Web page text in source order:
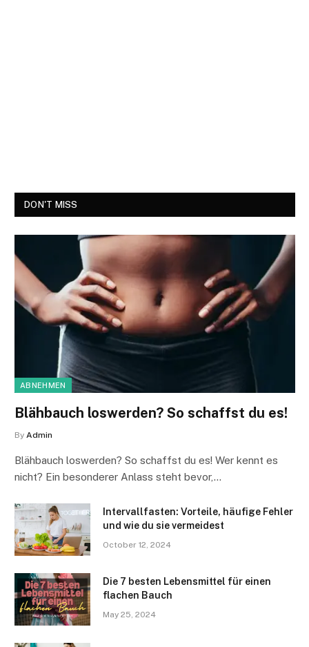
DON'T MISS
ABNEHMEN
Blähbauch loswerden? So schaffst du es!
By Admin
Blähbauch loswerden? So schaffst du es! Wer kennt es
nicht? Ein besonderer Anlass steht bevor,…
Intervallfasten: Vorteile, häufige Fehler
und wie du sie vermeidest
October 12, 2024
Die 7 besten Lebensmittel für einen
flachen Bauch
May 25, 2024